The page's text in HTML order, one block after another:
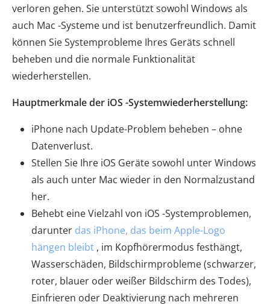
verloren gehen. Sie unterstützt sowohl Windows als
auch Mac -Systeme und ist benutzerfreundlich. Damit
können Sie Systemprobleme Ihres Geräts schnell
beheben und die normale Funktionalität
wiederherstellen.
Hauptmerkmale der iOS -Systemwiederherstellung:
iPhone nach Update-Problem beheben – ohne
Datenverlust.
Stellen Sie Ihre iOS Geräte sowohl unter Windows
als auch unter Mac wieder in den Normalzustand
her.
Behebt eine Vielzahl von iOS -Systemproblemen,
darunter das iPhone, das beim Apple-Logo
hängen bleibt , im Kopfhörermodus festhängt,
Wasserschäden, Bildschirmprobleme (schwarzer,
roter, blauer oder weißer Bildschirm des Todes),
Einfrieren oder Deaktivierung nach mehreren